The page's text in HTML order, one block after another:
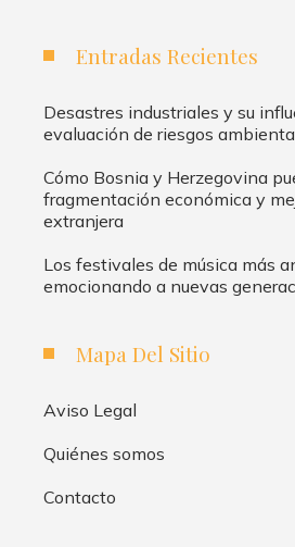
Entradas Recientes
Desastres industriales y su
evaluación de riesgos
Cómo Bosnia y Herzegovina
fragmentación económica y
extranjera
Los festivales de música más
emocionando a nuevas
Mapa Del Sitio
Aviso Legal
Quiénes somos
Contacto